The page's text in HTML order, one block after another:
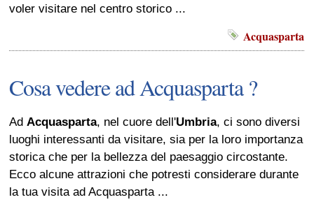
voler visitare nel centro storico ...
Acquasparta
Cosa vedere ad Acquasparta ?
Ad Acquasparta, nel cuore dell'Umbria, ci sono diversi
luoghi interessanti da visitare, sia per la loro importanza
storica che per la bellezza del paesaggio circostante.
Ecco alcune attrazioni che potresti considerare durante
la tua visita ad Acquasparta ...